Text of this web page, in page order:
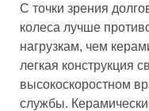
С точки зрения
колеса лучше
нагрузкам, чем
легкая конструкция
высокоскоростном
службы.